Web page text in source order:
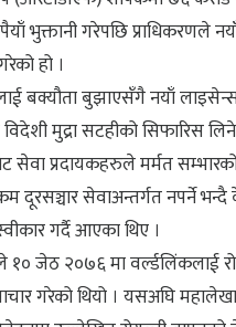
भुक्तानी गरेपछि प्राधिकरणले
हो ।
बक्यौता बुझाएसँगै नयाँ
मुद्रा सटहीको सिफारिस
सेवा प्रदायकहरुले मर्मत
दूरसञ्चार सेवाअन्तर्गत नपर्ने
गर्दै आएका थिए ।
१० जेठ २०७६ मा वर्ल्डलिंकलाई
गरेको थियो । यसअघि